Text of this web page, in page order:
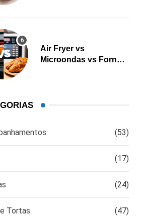
Air Fryer vs
Microondas vs Forno:
(53)
(17)
(24)
Tortas (47)